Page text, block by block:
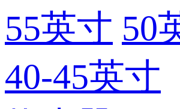
55英寸 50
40-45英寸